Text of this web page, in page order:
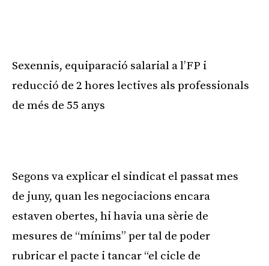
Sexennis, equiparació salarial a l’FP i
reducció de 2 hores lectives als professionals
de més de 55 anys
Segons va explicar el sindicat el passat mes
de juny, quan les negociacions encara
estaven obertes, hi havia una sèrie de
mesures de “mínims” per tal de poder
rubricar el pacte i tancar “el cicle de